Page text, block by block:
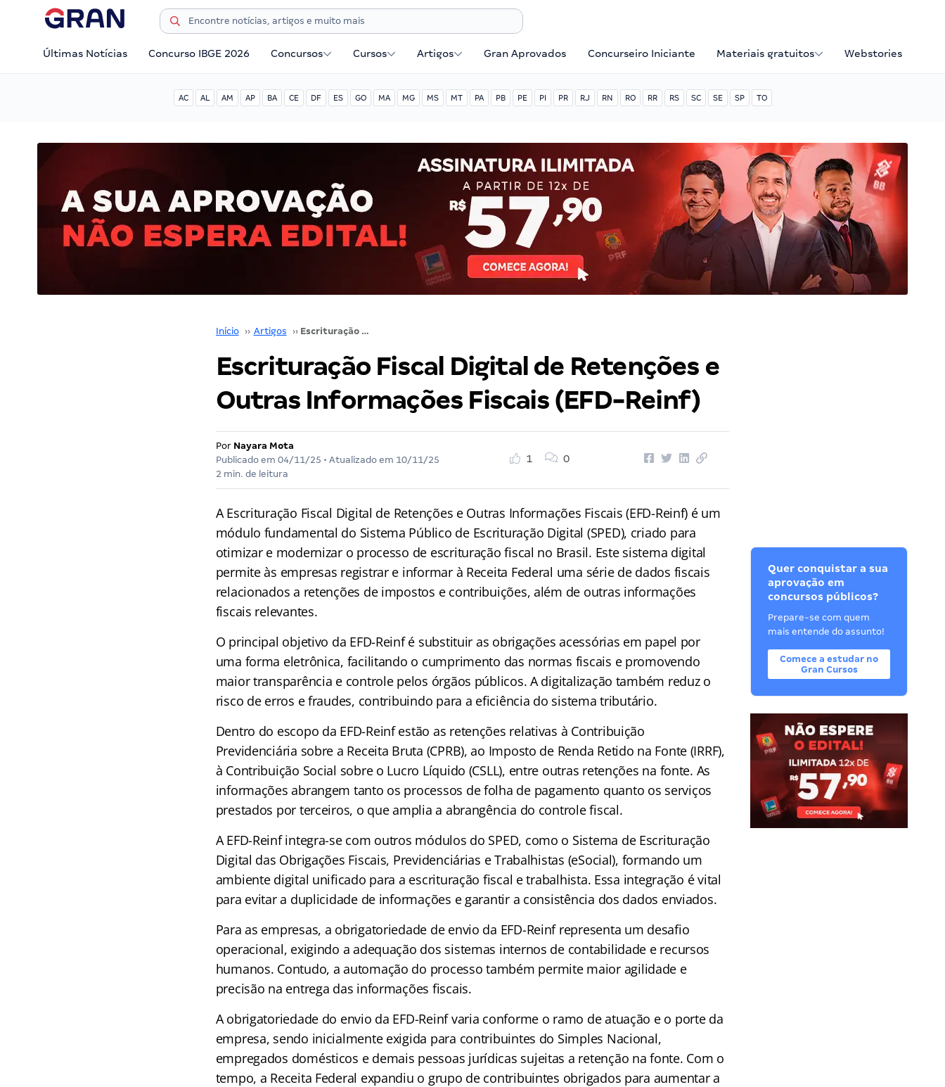
Últimas Notícias Concurso IBGE 2026 Concursos Cursos Artigos Gran Aprovados Concurseiro Iniciante Materiais gratuitos Webstories
AC AL AM AP BA CE DF ES GO MA MG MS MT PA PB PE PI PR RJ RN RO RR RS SC SE SP TO
Início ›› Artigos ›› Escrituração Fiscal Digital de Retenções e Outras Informações Fiscais (EFD-Reinf)
Escrituração Fiscal Digital de Retenções e
Outras Informações Fiscais (EFD-Reinf)
Por Nayara Mota
Publicado em 04/11/25 • Atualizado em 10/11/25
2 min. de leitura
1 0
A Escrituração Fiscal Digital de Retenções e Outras Informações Fiscais (EFD-Reinf) é um
módulo fundamental do Sistema Público de Escrituração Digital (SPED), criado para
otimizar e modernizar o processo de escrituração fiscal no Brasil. Este sistema digital
permite às empresas registrar e informar à Receita Federal uma série de dados fiscais
relacionados a retenções de impostos e contribuições, além de outras informações
fiscais relevantes.
O principal objetivo da EFD-Reinf é substituir as obrigações acessórias em papel por
uma forma eletrônica, facilitando o cumprimento das normas fiscais e promovendo
maior transparência e controle pelos órgãos públicos. A digitalização também reduz o
risco de erros e fraudes, contribuindo para a eficiência do sistema tributário.
Dentro do escopo da EFD-Reinf estão as retenções relativas à Contribuição
Previdenciária sobre a Receita Bruta (CPRB), ao Imposto de Renda Retido na Fonte (IRRF),
à Contribuição Social sobre o Lucro Líquido (CSLL), entre outras retenções na fonte. As
informações abrangem tanto os processos de folha de pagamento quanto os serviços
prestados por terceiros, o que amplia a abrangência do controle fiscal.
A EFD-Reinf integra-se com outros módulos do SPED, como o Sistema de Escrituração
Digital das Obrigações Fiscais, Previdenciárias e Trabalhistas (eSocial), formando um
ambiente digital unificado para a escrituração fiscal e trabalhista. Essa integração é vital
para evitar a duplicidade de informações e garantir a consistência dos dados enviados.
Para as empresas, a obrigatoriedade de envio da EFD-Reinf representa um desafio
operacional, exigindo a adequação dos sistemas internos de contabilidade e recursos
humanos. Contudo, a automação do processo também permite maior agilidade e
precisão na entrega das informações fiscais.
A obrigatoriedade do envio da EFD-Reinf varia conforme o ramo de atuação e o porte da
empresa, sendo inicialmente exigida para contribuintes do Simples Nacional,
empregados domésticos e demais pessoas jurídicas sujeitas a retenção na fonte. Com o
tempo, a Receita Federal expandiu o grupo de contribuintes obrigados para aumentar a
Quer conquistar a sua
aprovação em
concursos públicos?
Prepare-se com quem
mais entende do assunto!
Comece a estudar no
Gran Cursos